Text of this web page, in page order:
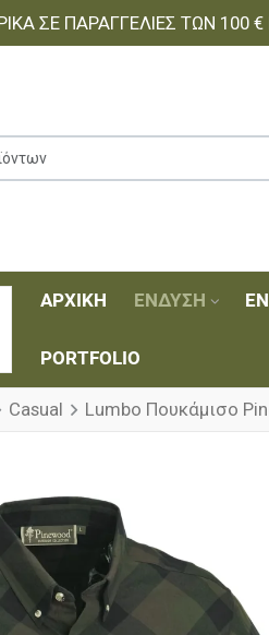
ΣΕ ΠΑΡΑΓΓΕΛΊΕΣ ΤΩΝ 100 €
ΑΡΧΙΚΉ ΈΝΔΥΣΗ
PORTFOLIO
Casual Lumbo Πουκάμισο